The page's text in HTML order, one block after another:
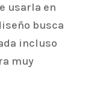
usarla en
busca
incluso
muy